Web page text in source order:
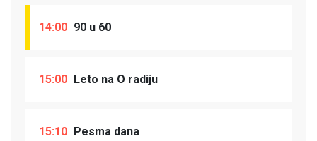
14:00 90 u 60
15:00 Leto na O radiju
15:10 Pesma dana